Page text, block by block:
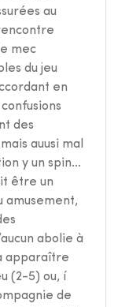
au
mec
du jeu
en
des
auusi mal
y un spin…
être un
amusement,
abolie à
apparaître
(2-5) ou, í
de